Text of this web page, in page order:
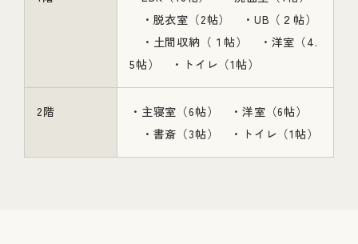
・脱衣室（2帖） ・UB（２帖）
・土間収納（１帖） ・洋室（4.
5帖） ・トイレ（1帖）
2階
・主寝室（6帖） ・洋室（6帖）
・書斎（3帖） ・トイレ（1帖）